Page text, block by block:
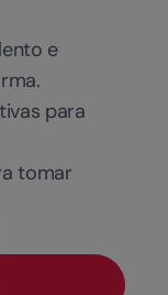
e
para
tomar